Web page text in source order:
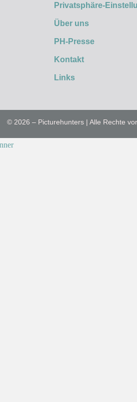
Privatsphäre-
Über uns
PH-Presse
Kontakt
Links
© 2026 – Picturehunters | Alle Rechte